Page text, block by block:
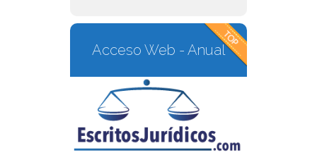
Acceso Web - Anual